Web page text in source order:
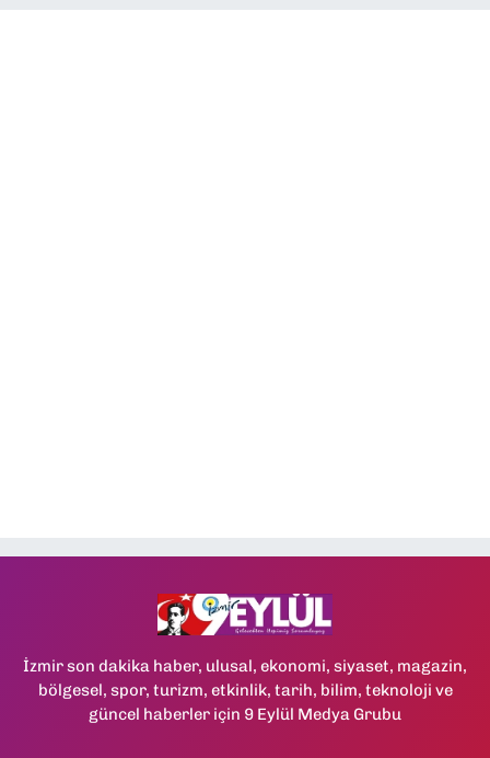
İzmir son dakika haber, ulusal, ekonomi, siyaset, magazin,
bölgesel, spor, turizm, etkinlik, tarih, bilim, teknoloji ve
güncel haberler için 9 Eylül Medya Grubu